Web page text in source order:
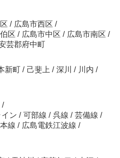
/ 広島市西区 /
区 / 広島市中区 / 広島市南区 /
芸郡府中町
新町 / 己斐上 / 深川 / 川内 /
/
ン / 可部線 / 呉線 / 芸備線 /
線 / 広島電鉄江波線 /